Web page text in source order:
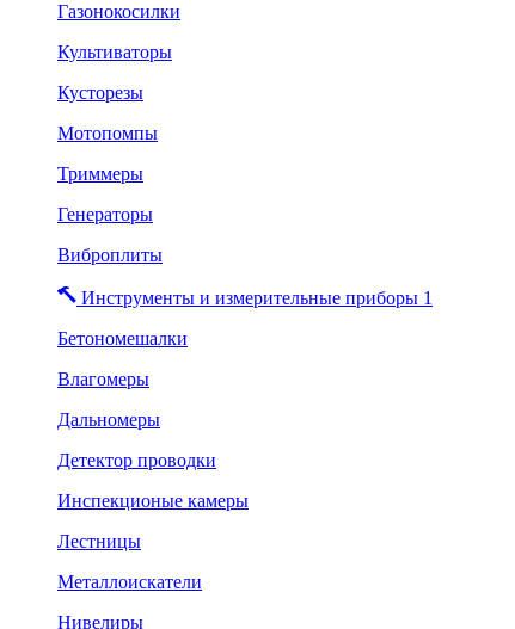
Газонокосилки
Культиваторы
Кусторезы
Мотопомпы
Триммеры
Генераторы
Виброплиты
Инструменты и измерительные приборы 1
Бетономешалки
Влагомеры
Дальномеры
Детектор проводки
Инспекционые камеры
Лестницы
Металлоискатели
Нивелиры